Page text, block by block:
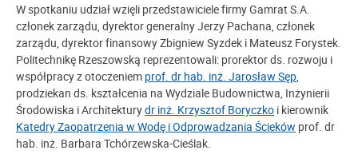
W spotkaniu udział wzięli przedstawiciele firmyGamrat S.A.
członek zarządu, dyrektor generalny Jerzy Pachana, członek
zarządu, dyrektor finansowy Zbigniew Syzdek i Mateusz Forystek.
Politechnikę Rzeszowską reprezentowali: prorektor ds. rozwoju i
współpracy z otoczeniem prof. dr hab. inż. Jarosław Sęp
prodziekan ds. kształcenia na Wydziale Budownictwa, Inżynierii
Środowiska i Architekturydr inż. Krzysztof Boryczko i kierownik
Katedry Zaopatrzenia w Wodę i Odprowadzania Ścieków prof. dr
hab. inż. Barbara Tchórzewska-Cieślak.